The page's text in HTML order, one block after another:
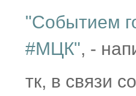
"Событием
#МЦК", -
тк, в связи